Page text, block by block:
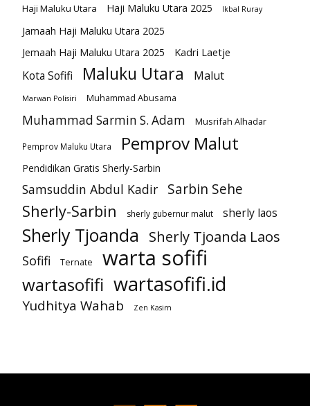
Haji Maluku Utara Haji Maluku Utara 2025 Ikbal Ruray
Jamaah Haji Maluku Utara 2025
Jemaah Haji Maluku Utara 2025
Kadri Laetje
Kota Sofifi Maluku Utara Malut
Marwan Polisiri Muhammad Abusama
Muhammad Sarmin S. Adam Musrifah Alhadar
Pemprov Maluku Utara Pemprov Malut
Pendidikan Gratis Sherly-Sarbin
Samsuddin Abdul Kadir Sarbin Sehe
Sherly-Sarbin sherly gubernur malut sherly laos
Sherly Tjoanda Sherly Tjoanda Laos
Sofifi Ternate warta sofifi
wartasofifi wartasofifi.id
Yudhitya Wahab Zen Kasim